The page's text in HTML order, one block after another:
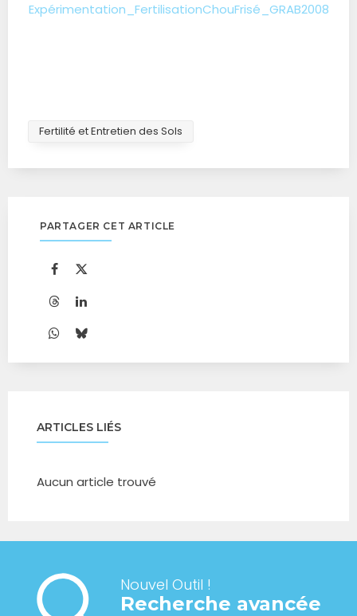
Expérimentation_FertilisationChouFrisé_GRAB2008
Fertilité et Entretien des Sols
PARTAGER CET ARTICLE
ARTICLES LIÉS
Aucun article trouvé
Nouvel Outil !
Recherche avancée